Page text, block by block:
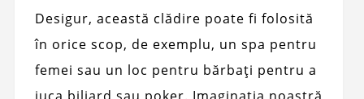
Desigur, această clădire poate fi folosită
în orice scop, de exemplu, un spa pentru
femei sau un loc pentru bărbați pentru a